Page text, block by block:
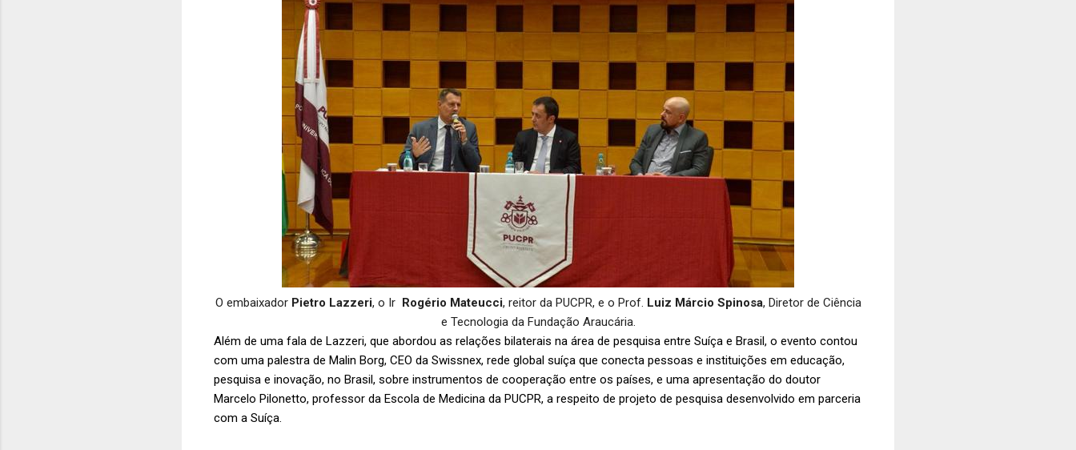
O embaixador Pietro Lazzeri, o Ir Rogério Mateucci, reitor da PUCPR, e o Prof. Luiz Márcio Spinosa, Diretor de Ciência
e Tecnologia da Fundação Araucária.
Além de uma fala de Lazzeri, que abordou as relações bilaterais na área de pesquisa entre Suíça e Brasil, o evento contou
com uma palestra de Malin Borg, CEO da Swissnex, rede global suíça que conecta pessoas e instituições em educação,
pesquisa e inovação, no Brasil, sobre instrumentos de cooperação entre os países, e uma apresentação do doutor
Marcelo Pilonetto, professor da Escola de Medicina da PUCPR, a respeito de projeto de pesquisa desenvolvido em parceria
com a Suíça.